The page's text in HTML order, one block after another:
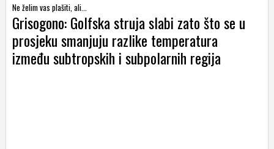
Ne želim vas plašiti, ali...
Grisogono: Golfska struja slabi zato što se u
prosjeku smanjuju razlike temperatura
između subtropskih i subpolarnih regija